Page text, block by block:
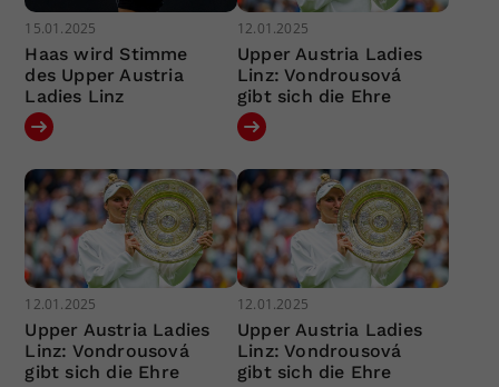
15.01.2025
Haas wird Stimme
des Upper Austria
Ladies Linz
12.01.2025
Upper Austria Ladies
Linz: Vondrousová
gibt sich die Ehre
12.01.2025
Upper Austria Ladies
Linz: Vondrousová
gibt sich die Ehre
12.01.2025
Upper Austria Ladies
Linz: Vondrousová
gibt sich die Ehre